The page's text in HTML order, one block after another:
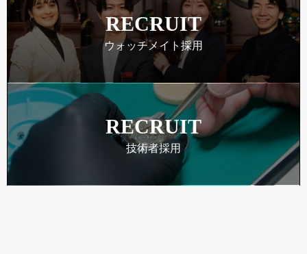
RECRUIT
ウォッチメイト採用
RECRUIT
技術者採用